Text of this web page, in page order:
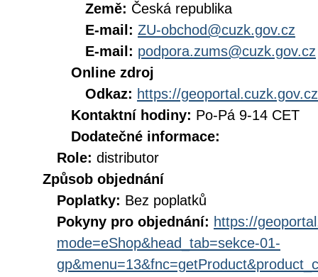
Země: Česká republika
E-mail: ZU-obchod@cuzk.gov.cz
E-mail: podpora.zums@cuzk.gov.cz
Online zdroj
Odkaz: https://geoportal.cuzk.gov.cz
Kontaktní hodiny: Po-Pá 9-14 CET
Dodatečné informace:
Role: distributor
Způsob objednání
Poplatky: Bez poplatků
Pokyny pro objednání: https://
mode=eShop&head_tab=sekce-01-